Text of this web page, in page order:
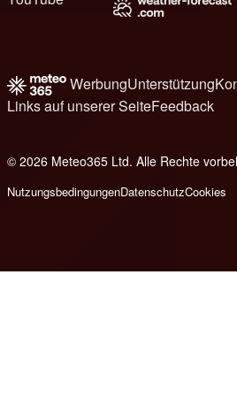
WerbungUnterstützung
Links auf unserer SeiteFeedback
© 2026 Meteo365 Ltd. Alle Rechte
NutzungsbedingungenDatenschutzCookies